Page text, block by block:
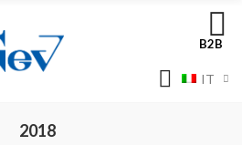
B2B
IT
2018